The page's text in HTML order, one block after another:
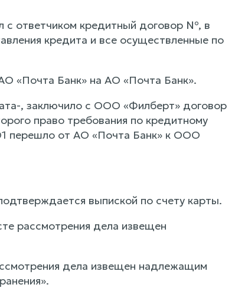
с ответчиком кредитный договор №, в
кредита и все осуществленные по
«Почта Банк» на АО «Почта Банк».
, заключило с ООО «Филберт» договор
право требования по кредитному
перешло от АО «Почта Банк» к ООО
выпиской по счету карты.
рассмотрения дела извещен
дела извещен надлежащим